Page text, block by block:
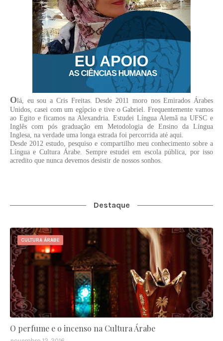
Olá, eu sou a Cris Freitas. Desde 2011 moro nos Emirados Árabes
Unidos, casei com um egípcio e tive o Gabriel. Frequentemente vamos
ao Egito e ficamos na Alexandria. Estudei Língua Alemã na UFSC e
Inglês com pós graduação em Metodologia de Ensino da Língua
Inglesa, na verdade uma longa estrada foi percorrida até aqui.
Desde 2012 estudo, pesquiso e compartilho meu conhecimento sobre a
Língua e Cultura Árabe. Sempre estudei em escola pública, por isso
acredito que nunca devemos desistir de nossos sonhos.
Destaque
CULTURA ÁRABE
O perfume e o incenso na Cultura Árabe